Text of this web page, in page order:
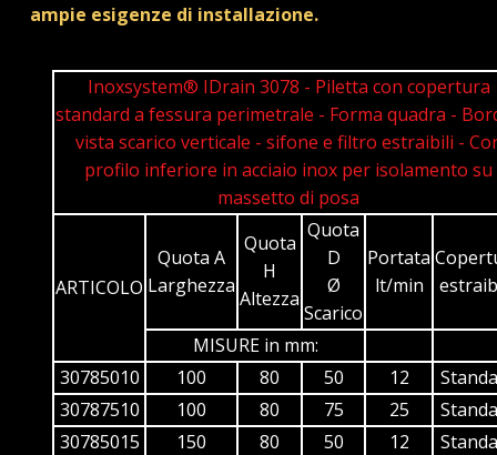
ampie esigenze di installazione.
Inoxsystem® IDrain 3078 - Piletta con copertura
standard a fessura perimetrale - Forma quadra -
vista scarico verticale - sifone e filtro estraibili -
profilo inferiore in acciaio inox per isolamento su
massetto di posa
ARTICOLO
Quota A
Larghezza
Quota
H
Altezza
Quota
D
Ø
Scarico
Portata
lt/min
MISURE in mm:
30785010
100 80 50 12
30787510
100 80 75 25
30785015
150 80 50 12